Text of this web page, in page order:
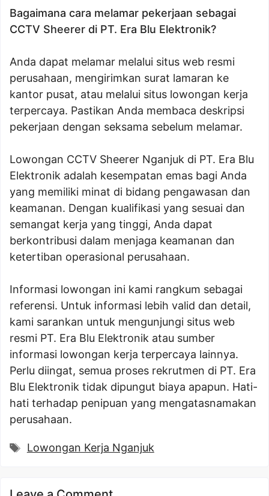
Bagaimana cara melamar pekerjaan sebagai
CCTV Sheerer di PT. Era Blu Elektronik?
Anda dapat melamar melalui situs web resmi
perusahaan, mengirimkan surat lamaran ke
kantor pusat, atau melalui situs lowongan kerja
terpercaya. Pastikan Anda membaca deskripsi
pekerjaan dengan seksama sebelum melamar.
Lowongan CCTV Sheerer Nganjuk di PT. Era Blu
Elektronik adalah kesempatan emas bagi Anda
yang memiliki minat di bidang pengawasan dan
keamanan. Dengan kualifikasi yang sesuai dan
semangat kerja yang tinggi, Anda dapat
berkontribusi dalam menjaga keamanan dan
ketertiban operasional perusahaan.
Informasi lowongan ini kami rangkum sebagai
referensi. Untuk informasi lebih valid dan detail,
kami sarankan untuk mengunjungi situs web
resmi PT. Era Blu Elektronik atau sumber
informasi lowongan kerja terpercaya lainnya.
Perlu diingat, semua proses rekrutmen di PT. Era
Blu Elektronik tidak dipungut biaya apapun. Hati-
hati terhadap penipuan yang mengatasnamakan
perusahaan.
Tags
Lowongan Kerja Nganjuk